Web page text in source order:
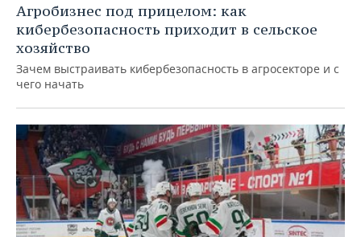
Агробизнес под прицелом: как
кибербезопасность приходит в сельское
хозяйство
Зачем выстраивать кибербезопасность в агросекторе и с
чего начать